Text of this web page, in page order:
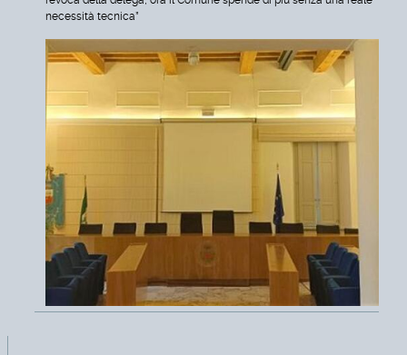
necessità tecnica”